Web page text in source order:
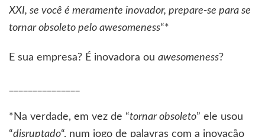
XXI, se você é meramente inovador, prepare-se para se
tornar obsoleto pelo awesomeness“*
E sua empresa? É inovadora ou awesomeness?
*Na verdade, em vez de “tornar obsoleto” ele usou
“disruptado“, num jogo de palavras com a inovação